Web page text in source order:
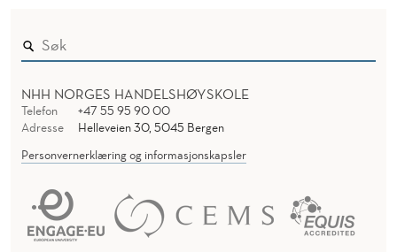
NHH NORGES HANDELSHØYSKOLE
Telefon
+47 55 95 90 00
Adresse
Helleveien 30, 5045 Bergen
Personvernerklæring og informasjonskapsler